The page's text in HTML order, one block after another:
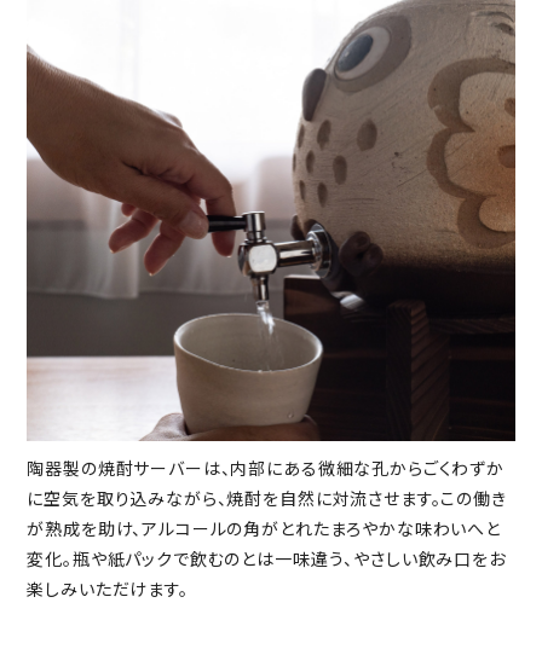
陶器製の焼酎サーバーは、内部にある微細な孔からごくわずか
に空気を取り込みながら、焼酎を自然に対流させます。この働き
が熟成を助け、アルコールの角がとれたまろやかな味わいへと
変化。瓶や紙パックで飲むのとは一味違う、やさしい飲み口をお
楽しみいただけます。